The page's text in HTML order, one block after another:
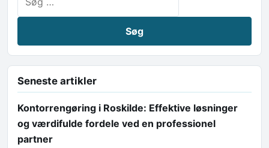
Seneste artikler
Kontorrengøring i Roskilde: Effektive løsninger
og værdifulde fordele ved en professionel
partner